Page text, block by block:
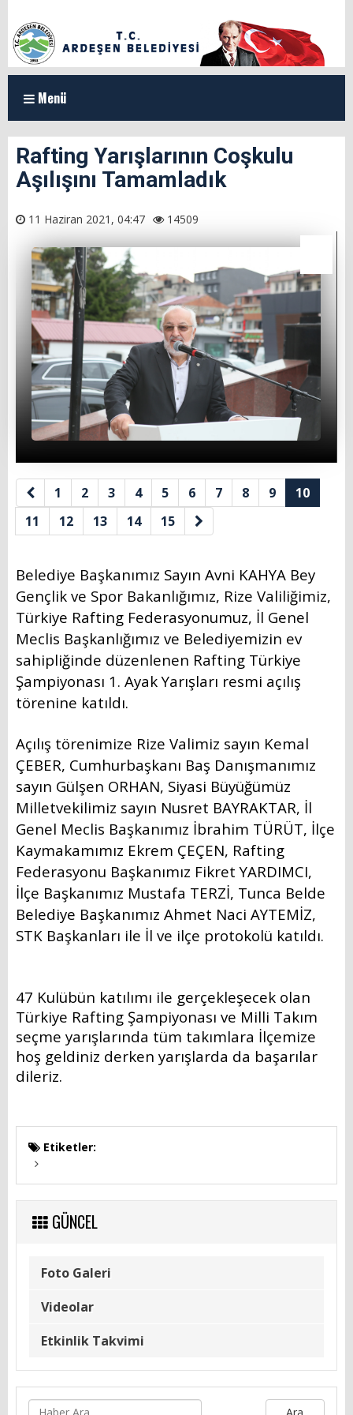
Menü
ANASAYFA
KURUMSAL
Organizasyon Şeması
Başkan Yardımcılarımız
Meclis Üyeleri
Milletvekillerimiz
İl Genel Meclis Üyelerimiz
Eski Başkanlarımız
Muhtarlarımız
Yönetmenlikler
BAŞKANIMIZ
Başkanın Özgeçmişi
Başkanın Mesajı
Başkanın Albümü
Başkana Mesaj
PROJELERİMİZ
Foto Galeri
Videolar
Etkinlik Takvimi
HİZMET REHBERİ
Başvuru Rehberi
Meclis Kararları
Vefat & Duyurular
Telefon Rehberi
İLÇEMİZ
Coğrafyası
Kamu Spotu
Çöp Toplama Saatleri
BİZE YAZIN
İletişim Bilgileri
Beyazmasa Başvuru
Rafting Yarışlarının Coşkulu
Aşılışını Tamamladık
11 Haziran 2021, 04:47 14509
1 2 3 4 5 6 7 8 9
10
11
12 13 14 15
Belediye Başkanımız Sayın Avni KAHYA Bey
Gençlik ve Spor Bakanlığımız, Rize Valiliğimiz,
Türkiye Rafting Federasyonumuz, İl Genel
Meclis Başkanlığımız ve Belediyemizin ev
sahipliğinde düzenlenen Rafting Türkiye
Şampiyonası 1. Ayak Yarışları resmi açılış
törenine katıldı.
Açılış törenimize Rize Valimiz sayın Kemal
ÇEBER, Cumhurbaşkanı Baş Danışmanımız
sayın Gülşen ORHAN, Siyasi Büyüğümüz
Milletvekilimiz sayın Nusret BAYRAKTAR, İl
Genel Meclis Başkanımız İbrahim TÜRÜT, İlçe
Kaymakamımız Ekrem ÇEÇEN, Rafting
Federasyonu Başkanımız Fikret YARDIMCI,
İlçe Başkanımız Mustafa TERZİ, Tunca Belde
Belediye Başkanımız Ahmet Naci AYTEMİZ,
STK Başkanları ile İl ve ilçe protokolü katıldı.
47 Kulübün katılımı ile gerçekleşecek olan
Türkiye Rafting Şampiyonası ve Milli Takım
seçme yarışlarında tüm takımlara İlçemize
hoş geldiniz derken yarışlarda da başarılar
dileriz.
Etiketler:
GÜNCEL
Foto Galeri
Videolar
Etkinlik Takvimi